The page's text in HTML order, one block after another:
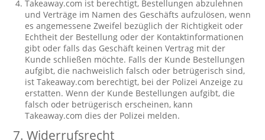
Takeaway.com ist berechtigt, Bestellungen abzulehnen
und Verträge im Namen des Geschäfts aufzulösen, wenn
es angemessene Zweifel bezüglich der Richtigkeit oder
Echtheit der Bestellung oder der Kontaktinformationen
gibt oder falls das Geschäft keinen Vertrag mit der
Kunde schließen möchte. Falls der Kunde Bestellungen
aufgibt, die nachweislich falsch oder betrügerisch sind,
ist Takeaway.com berechtigt, bei der Polizei Anzeige zu
erstatten. Wenn der Kunde Bestellungen aufgibt, die
falsch oder betrügerisch erscheinen, kann
Takeaway.com dies der Polizei melden.
7. Widerrufsrecht